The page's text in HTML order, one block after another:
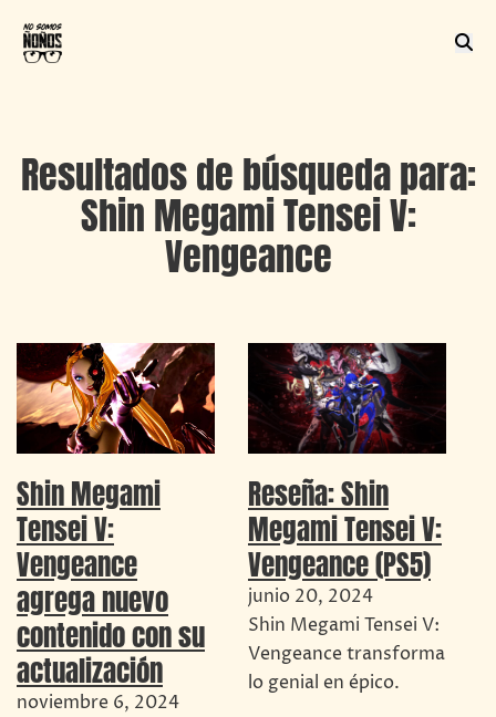
Resultados de búsqueda para:
Shin Megami Tensei V:
Vengeance
Shin Megami
Tensei V:
Vengeance
agrega nuevo
contenido con su
actualización
noviembre 6, 2024
Reseña: Shin
Megami Tensei V:
Vengeance (PS5)
junio 20, 2024
Shin Megami Tensei V:
Vengeance transforma
lo genial en épico.